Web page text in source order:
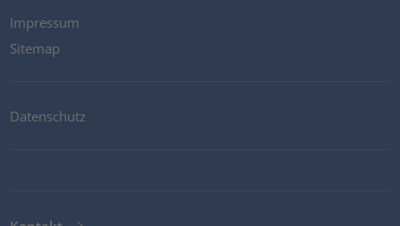
Impressum
Sitemap
Datenschutz